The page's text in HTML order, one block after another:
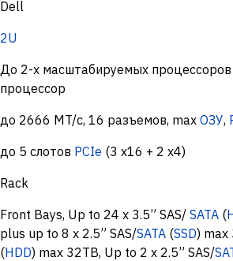
Dell
2U
До 2-х масштабируемых
процессор
до 2666 MT/с, 16 разъемов, max ОЗУ,
до 5 слотов PCIe (3 x16 + 2 x4)
Rack
Front Bays, Up to 24 x 3.5” SAS/ SATA (
plus up to 8 x 2.5” SAS/SATA (SSD) max
(HDD) max 32TB, Up to 2 x 2.5” SAS/